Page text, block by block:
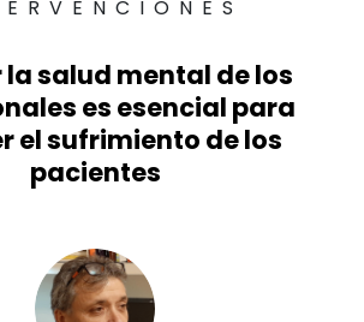
salud mental de los
es esencial para
el sufrimiento de los
pacientes